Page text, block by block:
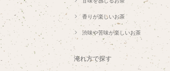
香りが楽しいお茶
渋味や苦味が楽しいお茶
淹れ方で探す